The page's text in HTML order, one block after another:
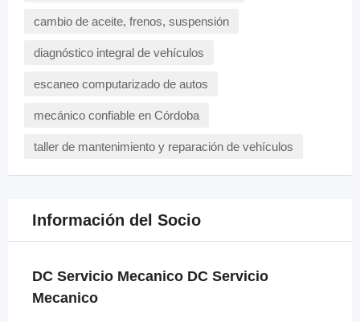
cambio de aceite, frenos, suspensión
diagnóstico integral de vehículos
escaneo computarizado de autos
mecánico confiable en Córdoba
taller de mantenimiento y reparación de vehículos
Información del Socio
DC Servicio Mecanico DC Servicio
Mecanico